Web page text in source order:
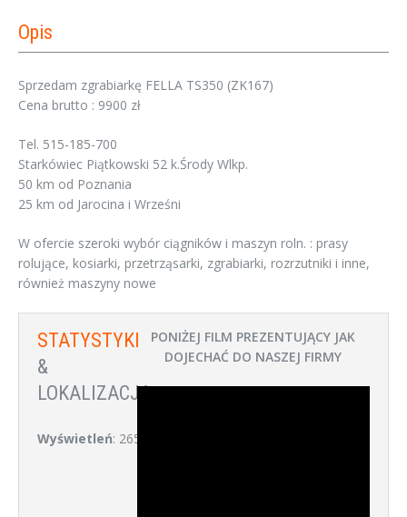
Opis
Sprzedam zgrabiarkę FELLA TS350 (ZK167)
Cena brutto : 9900 zł
Tel. 515-185-700
Starkówiec Piątkowski 52 k.Środy Wlkp.
50 km od Poznania
25 km od Jarocina i Wrześni
W ofercie szeroki wybór ciągników i maszyn roln. : prasy
rolujące, kosiarki, przetrząsarki, zgrabiarki, rozrzutniki i inne,
również maszyny nowe
STATYSTYKI
&
LOKALIZACJA:
Wyświetleń: 265
PONIŻEJ FILM PREZENTUJĄCY JAK
DOJECHAĆ DO NASZEJ FIRMY